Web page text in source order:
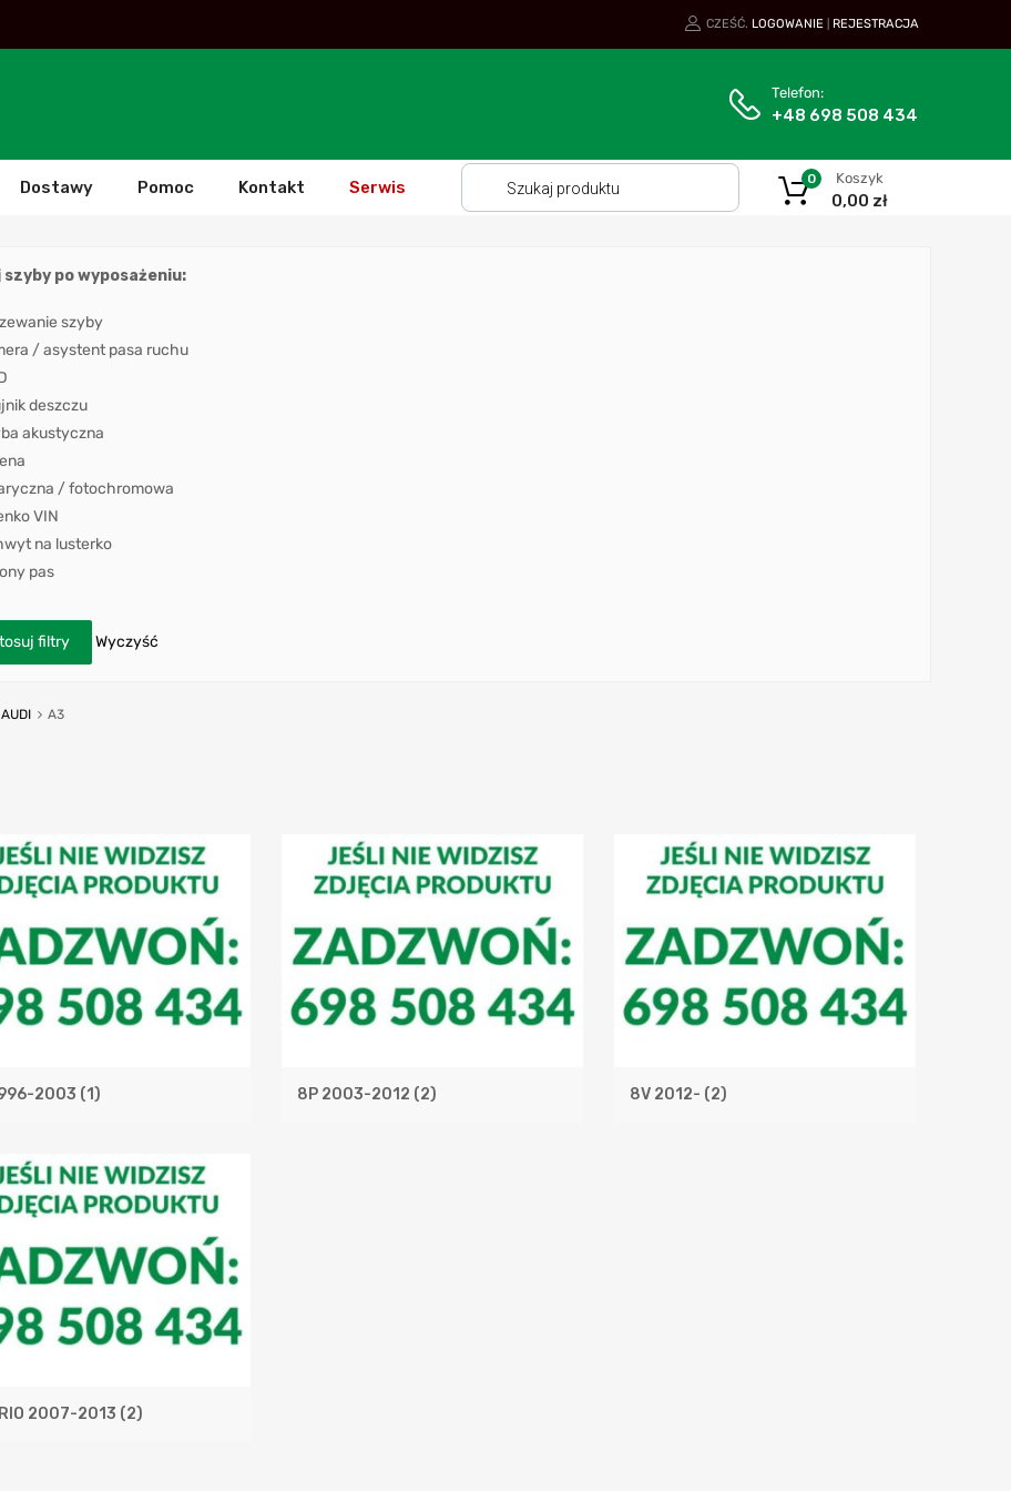
CZEŚĆ. LOGOWANIE REJESTRACJA
Telefon:
+48 698 508 434
Dostawy Pomoc Kontakt Serwis Koszyk
0,00 zł
0
po wyposażeniu:
szyby
/ asystent pasa ruchu
deszczu
akustyczna
/ fotochromowa
VIN
na lusterko
pas
filtry Wyczyść
AUDI A3
2003 (1) 8P 2003-2012 (2) 8V 2012- (2)
2007-2013 (2)